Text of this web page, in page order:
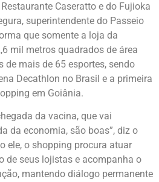
Caseratto e do Fujioka
superintendente do Passeio
que somente a loja da
mil metros quadrados de área
de mais de 65 esportes, sendo
Decathlon no Brasil e a primeira
em Goiânia.
da vacina, que vai
da economia, são boas”, diz o
ele, o shopping procura atuar
de seus lojistas e acompanha o
mantendo diálogo permanente